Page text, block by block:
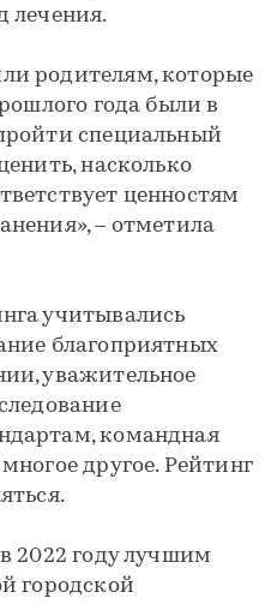
лечения.
родителям, которые
года были в
специальный
насколько
ценностям
– отметила
учитывались
благоприятных
уважительное
командная
другое. Рейтинг
2022 году лучшим
городской